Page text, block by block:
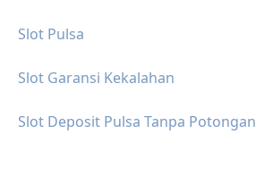
Slot Pulsa
Slot Garansi Kekalahan
Slot Deposit Pulsa Tanpa Potongan